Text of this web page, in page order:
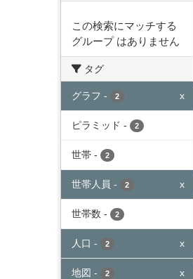
この検索にマッチする
グループ はありません
タグ
グラフ - 2 x
ピラミッド - 2
世帯 - 2
世帯人員 - 2 x
世帯数 - 2
人口 - 2 x
地図 - 2 x